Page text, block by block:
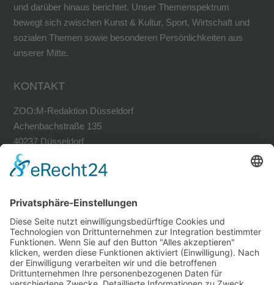
und darüber hinaus berichtet. Unser Themenspektrum
bewegt sich zwischen Kunst & Kultur, Sport, Wirtschaft und
sozialen Themen sowie besonderen Persönlichkeiten aus
unserer Mitte.
KONTAKT
ZOO:M-Redaktion Düsseldorf
Achenbachstraße 135
40237 Düsseldorf
Tel. 0211-30200741
Fax 0211-30200749
RECHTLICHES
Impressum
Datenschutz